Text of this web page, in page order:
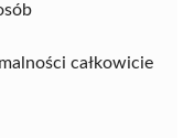
całkowicie